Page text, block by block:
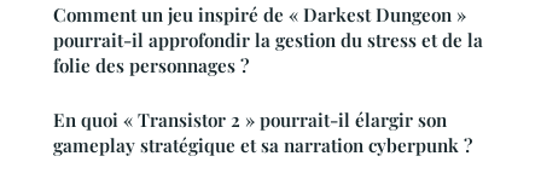
Comment un jeu inspiré de « Darkest Dungeon »
pourrait-il approfondir la gestion du stress et de la
folie des personnages ?
En quoi « Transistor 2 » pourrait-il élargir son
gameplay stratégique et sa narration cyberpunk ?